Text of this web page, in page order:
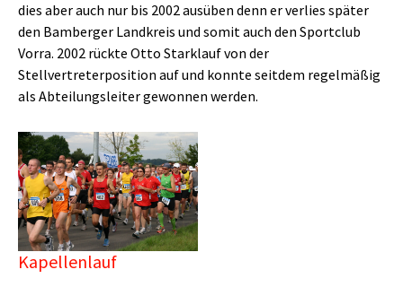
dies aber auch nur bis 2002 ausüben denn er verlies später
den Bamberger Landkreis und somit auch den Sportclub
Vorra. 2002 rückte Otto Starklauf von der
Stellvertreterposition auf und konnte seitdem regelmäßig
als Abteilungsleiter gewonnen werden.
Show larger version
Kapellenlauf